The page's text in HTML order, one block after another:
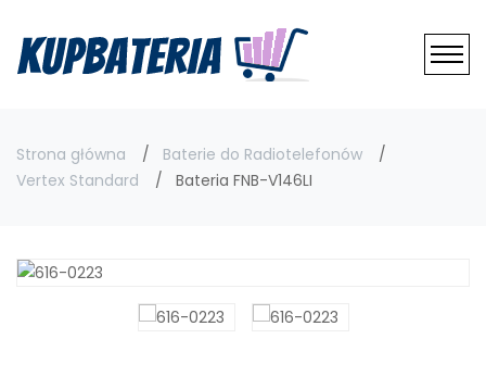
Strona główna
Baterie do Radiotelefonów
Vertex Standard
Bateria FNB-V146LI